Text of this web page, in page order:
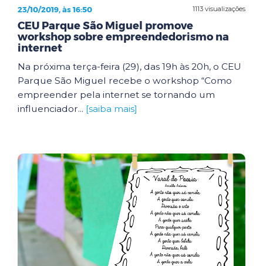
1113 visualizações
23/10/2019, às 16:50
CEU Parque São Miguel promove
workshop sobre empreendedorismo na
internet
Na próxima terça-feira (29), das 19h às 20h, o CEU
Parque São Miguel recebe o workshop “Como
empreender pela internet se tornando um
influenciador... [saiba mais]